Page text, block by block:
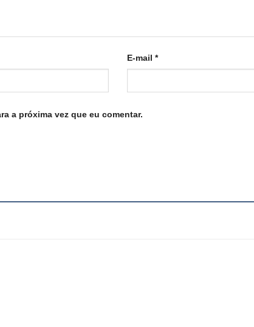
E-mail *
a próxima vez que eu comentar.